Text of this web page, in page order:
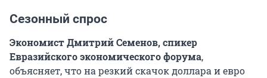
Сезонный спрос
Экономист Дмитрий Семенов, спикер
Евразийского экономического форума,
объясняет, что на резкий скачок доллара и евро